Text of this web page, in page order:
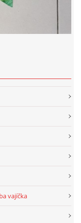
vajíčka